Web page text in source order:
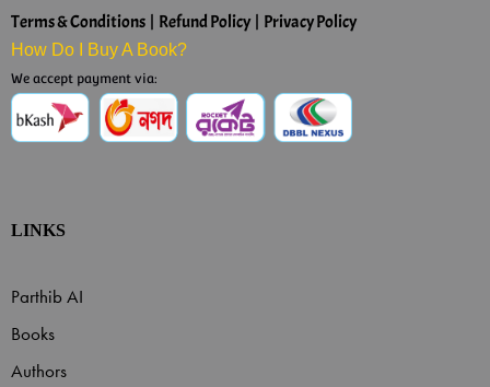
Terms & Conditions | Refund Policy | Privacy Policy
How Do I Buy A Book?
We accept payment via:
LINKS
Parthib AI
Books
Authors